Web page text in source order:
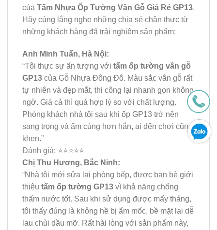
của Tấm Nhựa Ốp Tường Vân Gỗ Giá Rẻ GP13.
Hãy cùng lắng nghe những chia sẻ chân thực từ
những khách hàng đã trải nghiệm sản phẩm:
Anh Minh Tuấn, Hà Nội:
“Tôi thực sự ấn tượng với tấm ốp tường vân gỗ
GP13 của Gỗ Nhựa Đông Đô. Màu sắc vân gỗ rất
tự nhiên và đẹp mắt, thi công lại nhanh gọn không
ngờ. Giá cả thì quá hợp lý so với chất lượng.
Phòng khách nhà tôi sau khi ốp GP13 trở nên
sang trọng và ấm cúng hơn hẳn, ai đến chơi cũng
khen.”
Đánh giá: ⭐⭐⭐⭐⭐
Chị Thu Hương, Bắc Ninh:
“Nhà tôi mới sửa lại phòng bếp, được bạn bè giới
thiệu tấm ốp tường GP13 vì khả năng chống
thấm nước tốt. Sau khi sử dụng được mấy tháng,
tôi thấy đúng là không hề bị ẩm mốc, bề mặt lại dễ
lau chùi dầu mỡ. Rất hài lòng với sản phẩm này,